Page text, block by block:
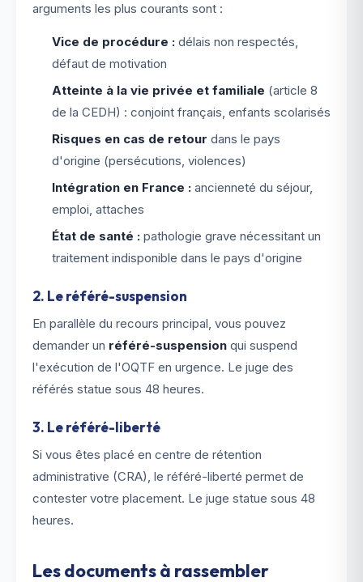
arguments les plus courants sont :
Vice de procédure : délais non respectés,
défaut de motivation
Atteinte à la vie privée et familiale (article 8
de la CEDH) : conjoint français, enfants scolarisés
Risques en cas de retour dans le pays
d'origine (persécutions, violences)
Intégration en France : ancienneté du séjour,
emploi, attaches
État de santé : pathologie grave nécessitant un
traitement indisponible dans le pays d'origine
2. Le référé-suspension
En parallèle du recours principal, vous pouvez
demander un référé-suspension qui suspend
l'exécution de l'OQTF en urgence. Le juge des
référés statue sous 48 heures.
3. Le référé-liberté
Si vous êtes placé en centre de rétention
administrative (CRA), le référé-liberté permet de
contester votre placement. Le juge statue sous 48
heures.
Les documents à rassembler